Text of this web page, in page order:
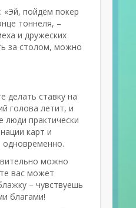
«Эй, пойдём покер
тоннеля, –
и дружеских
за столом, можно
делать ставку на
голова летит, и
люди практически
карт и
одновременно.
можно
вас может
– чувствуешь
благами!